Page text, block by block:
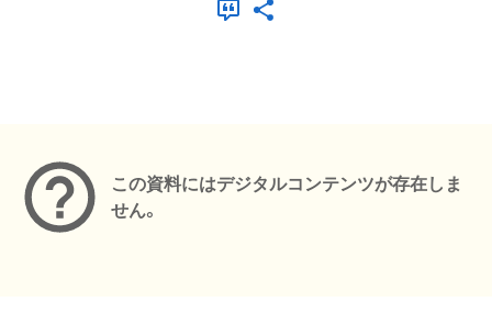
この資料にはデジタルコンテンツが存在しま
せん。